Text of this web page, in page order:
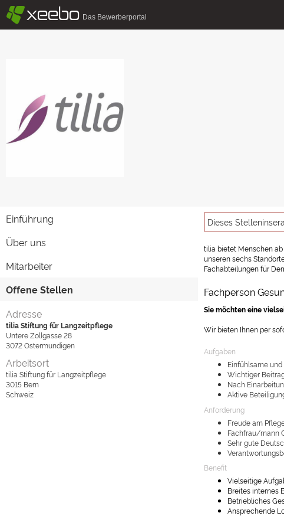
§xeebo Das Bewerberportal
Einführung
Über uns
Mitarbeiter
Offene Stellen
Adresse
tilia Stiftung für Langzeitpflege
Untere Zollgasse 28
3072Ostermundigen
Arbeitsort
tilia Stiftung für Langzeitpflege
3015 Bern
Schweiz
Dieses
tilia bietet Menschen
unseren sechs
Fachabteilungen für
Fachperson
Sie möchten eine
Wir bieten Ihnen per
Aufgaben
Einfühlsame
Wichtiger
Nach
Aktive
Anforderung
Freude am
Fachfrau/mann
Sehr gute
Benefit
Vielseitige
Breites internes
Betriebliches
Ansprechende